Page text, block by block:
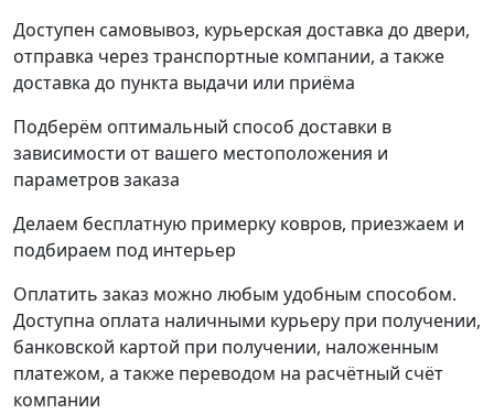
Доступен самовывоз, курьерская доставка до двери,
отправка через транспортные компании, а также
доставка до пункта выдачи или приёма
Подберём оптимальный способ доставки в
зависимости от вашего местоположения и
параметров заказа
Делаем бесплатную примерку ковров, приезжаем и
подбираем под интерьер
Оплатить заказ можно любым удобным способом.
Доступна оплата наличными курьеру при получении,
банковской картой при получении, наложенным
платежом, а также переводом на расчётный счёт
компании